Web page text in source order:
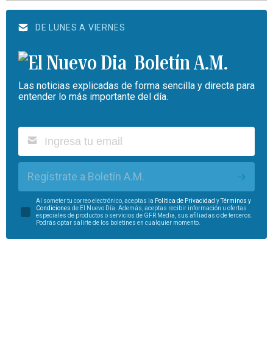
DE LUNES A VIERNES
Boletín A.M.
Las noticias explicadas de forma sencilla y directa para
entender lo más importante del día.
Regístrate a Boletín A.M.
Al someter tu correo electrónico, aceptas la Política de Privacidad yTérminos y
Condiciones de El Nuevo Día. Además, aceptas recibir información u ofertas
especiales de productos o servicios de GFR Media, sus afiliadas o de terceros.
Podrás optar salirte de los boletines en cualquier momento.